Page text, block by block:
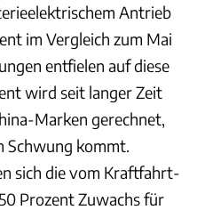
Antrieb
im Vergleich zum Mai
entfielen auf diese
wird seit langer Zeit
Marken gerechnet,
Schwung kommt.
sich die vom Kraftfahrt-
Prozent Zuwachs für